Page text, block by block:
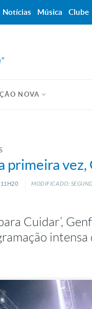
NOVA
primeira
MODIFICADO:
Cuidar’,
Notícias Música Clube